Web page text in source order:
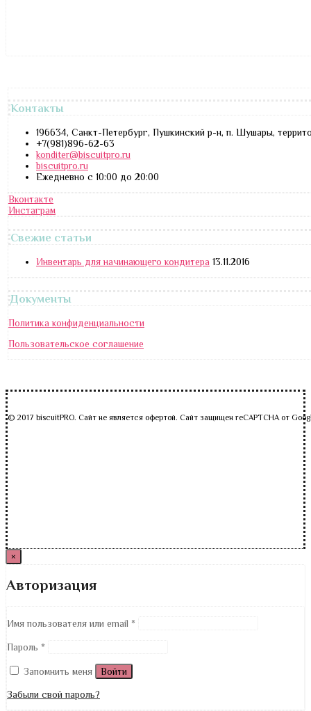
Контакты
196634, Санкт-Петербург, Пушкинский р-н, п. Шушары,
+7(981)896-62-63
konditer@biscuitpro.ru
biscuitpro.ru
Ежедневно с 10:00 до 20:00
Вконтакте
Инстаграм
Свежие статьи
Инвентарь для начинающего кондитера 13.11.2016
Документы
Политика конфиденциальности
Пользовательское соглашение
© 2017 biscuitPRO. Сайт не является офертой. Сайт защищен reCAPTCHA от
×
Авторизация
Имя пользователя или email *
Пароль *
Запомнить меня Войти
Забыли свой пароль?